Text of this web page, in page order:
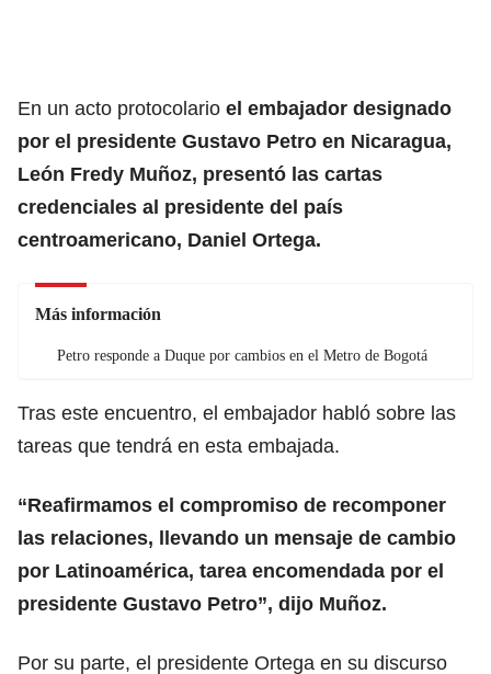
En un acto protocolario el embajador designado
por el presidente Gustavo Petro en Nicaragua,
León Fredy Muñoz, presentó las cartas
credenciales al presidente del país
centroamericano, Daniel Ortega.
Más información
Petro responde a Duque por cambios en el Metro de Bogotá
Tras este encuentro, el embajador habló sobre las
tareas que tendrá en esta embajada.
“Reafirmamos el compromiso de recomponer
las relaciones, llevando un mensaje de cambio
por Latinoamérica, tarea encomendada por el
presidente Gustavo Petro”, dijo Muñoz.
Por su parte, el presidente Ortega en su discurso